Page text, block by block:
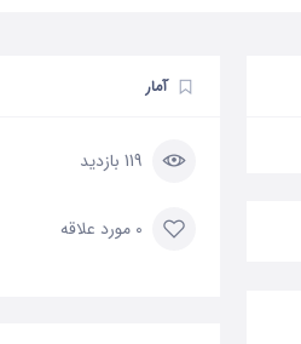
آمار
119 بازدید
0 مورد علاقه